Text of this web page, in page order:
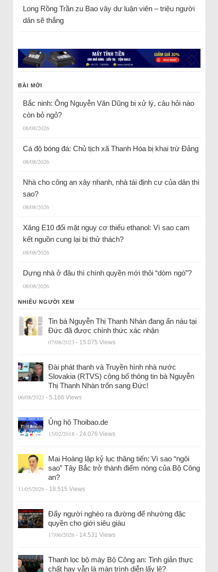
Long Rồng Trầnzu Bao vây dư luận viên – triệu người
dân sẽ thắng
BÀI MỚI
Bắc ninh: Ông Nguyễn Văn Dũng bị xử lý, câu hỏi nào
còn bỏ ngỏ?
08/08/2026
Cá độ bóng đá: Chủ tịch xã Thanh Hóa bị khai trừ Đảng
08/08/2026
Nhà cho công an xây nhanh, nhà tái định cư của dân thì
sao?
08/08/2026
Xăng E10 đối mặt nguy cơ thiếu ethanol: Vì sao cam
kết nguồn cung lại bị thử thách?
08/08/2026
Dựng nhà ở đâu thì chính quyền mới thôi “dòm ngó”?
08/08/2026
NHIỀU NGƯỜI XEM
Tin bà Nguyễn Thị Thanh Nhàn đang ẩn náu tại
Đức đã được chính thức xác nhận
07/08/2023 - 15.075 Views
Đài phát thanh và Truyền hình nhà nước
Slovakia (RTVS) công bố thông tin bà Nguyễn
Thị Thanh Nhàn trốn sang Đức!
06/08/2023 - 5.166 Views
Ủng hộ Thoibao.de
15/02/2018 - 24.076 Views
Mai Hoàng lập kỷ lục thăng tiến: Vì sao “ngôi
sao” Tây Bắc trở thành điểm nóng của Bộ Công
an?
11/05/2026 - 18.515 Views
Đẩy người nghèo ra đường để nhường đặc
quyền cho giới siêu giàu
17/06/2026 - 14.531 Views
Thanh lọc bộ máy Bộ Công an: Tinh giản thực
chất hay vẫn là màn trình diễn lấy lệ?